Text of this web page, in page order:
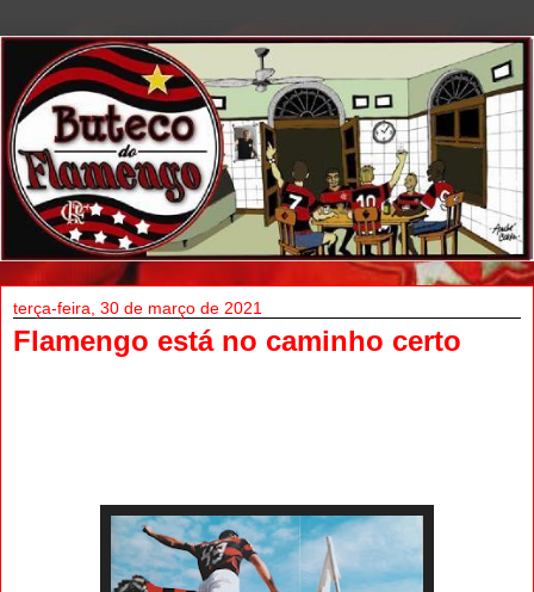
terça-feira, 30 de março de 2021
Flamengo está no caminho certo